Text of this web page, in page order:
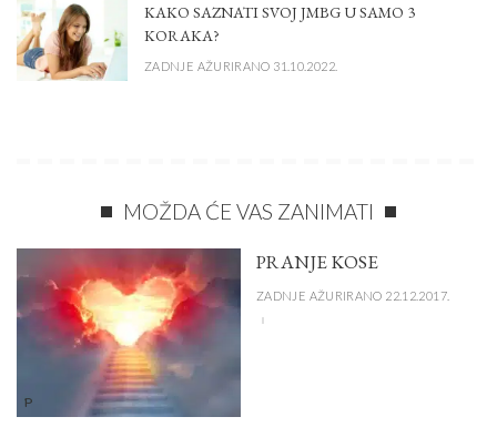
KAKO SAZNATI SVOJ JMBG U SAMO 3
KORAKA?
ZADNJE AŽURIRANO 31.10.2022.
MOŽDA ĆE VAS ZANIMATI
P
PRANJE KOSE
ZADNJE AŽURIRANO 22.12.2017.